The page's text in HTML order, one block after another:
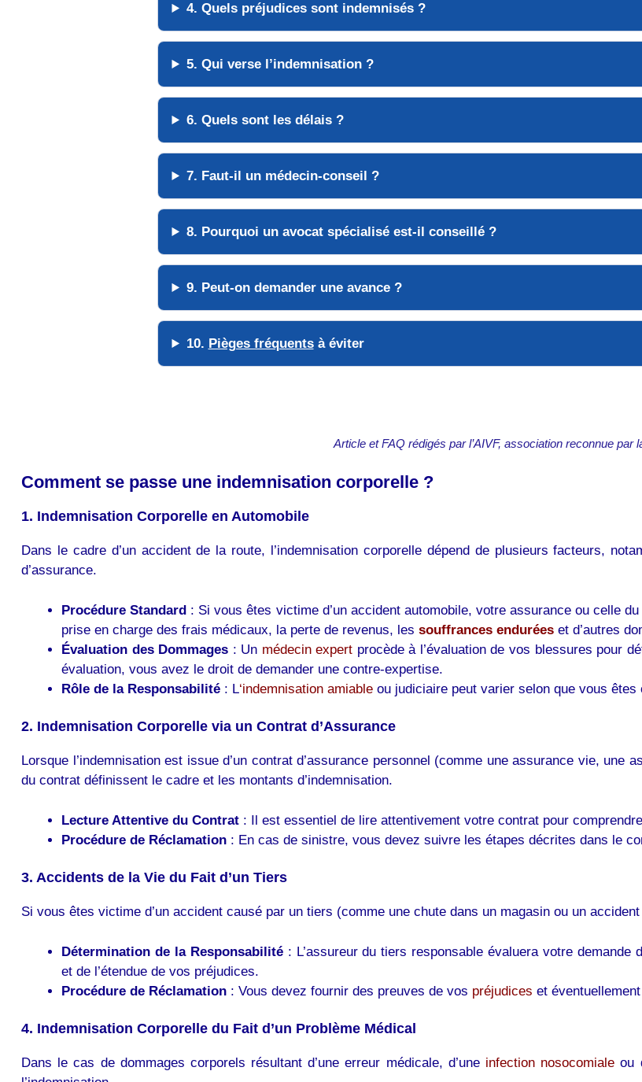
4. Quels préjudicessont indemnisés ?
5. Qui verse l’indemnisation?
6. Quels sont les délais?
7. Faut-il un médecin-conseil ?
8. Pourquoi un avocat spécialiséest-il conseillé ?
9. Peut-on demander une avance?
10. Pièges fréquentsà éviter
Article et FAQ rédigés par l’AIVF, association reconnue par
Comment se passe une indemnisation corporelle ?
1. Indemnisation Corporelle en Automobile
Dans le cadre d’un accident de la route, l’indemnisation corporelle dépend de plusieurs facteurs,
d’assurance.
Procédure Standard : Si vous êtes victime d’un accident automobile, votre assurance ou celle
prise en charge des frais médicaux, la perte de revenus, les souffrances endurées et d’autres
Évaluation des Dommages : Un médecin expert procède à l’évaluation de vos blessures pour
évaluation, vous avez le droit de demander une contre-expertise.
Rôle de la Responsabilité : L‘indemnisation amiable ou judiciaire peut varier selon que vous
2. Indemnisation Corporelle via un Contrat d’Assurance
Lorsque l’indemnisation est issue d’un contrat d’assurance personnel (comme une assurance vie, une
du contrat définissent le cadre et les montants d’indemnisation.
Lecture Attentive du Contrat : Il est essentiel de lire attentivement votre contrat pour
Procédure de Réclamation : En cas de sinistre, vous devez suivre les étapes décrites dans le
3. Accidents de la Vie du Fait d’un Tiers
Si vous êtes victime d’un accident causé par un tiers (comme une chute dans un magasin ou un
Détermination de la Responsabilité: L’assureur du tiers responsable évaluera votre demande
et de l’étendue de vos préjudices.
Procédure de Réclamation : Vous devez fournir des preuves de vos préjudices et
4. Indemnisation Corporelle du Fait d’un Problème Médical
Dans le cas de dommages corporels résultant d’une erreur médicale, d’une infection nosocomiale ou